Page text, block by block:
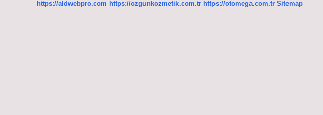
https://aldwebpro.com https://ozgunkozmetik.com.tr https://otomega.com.tr Sitemap